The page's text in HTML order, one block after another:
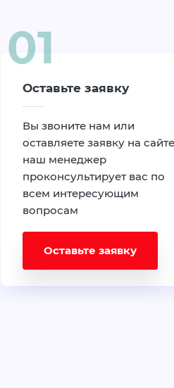
Оставьте заявку
Вы звоните нам или
оставляете заявку на
наш менеджер
проконсультирует вас по
всем интересующим
вопросам
Оставьте заявку